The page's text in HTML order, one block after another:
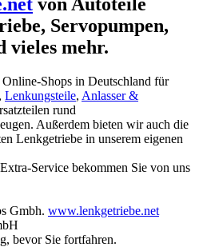
Servopumpen,
vieles mehr.
Shops in Deutschland für
, Lenkungsteile, Anlasser &
rund
Außerdem bieten wir auch die
Lenkgetriebe in unserem eigenen
Service bekommen Sie von uns
Gmbh. www.lenkgetriebe.net
bevor Sie fortfahren.